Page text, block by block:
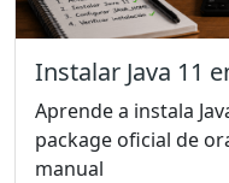
Instalar Java 11
Aprende a instala
package oficial de
manual